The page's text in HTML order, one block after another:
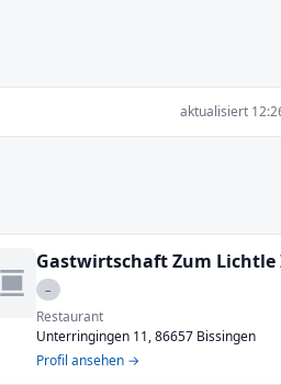
aktualisiert
–
Restaurant
Unterringingen 11, 86657 Bissingen
Profil ansehen →